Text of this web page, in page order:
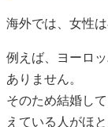
海外では、女性
例えば、ヨーロ
ありません。
そのため結婚し
えている人がほと